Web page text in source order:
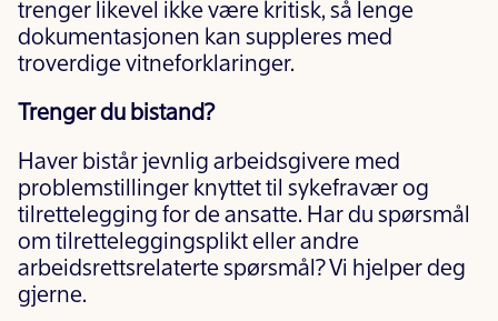
trenger likevel ikke være kritisk, så lenge
dokumentasjonen kan suppleres med
troverdige vitneforklaringer.
Trenger du bistand?
Haver bistår jevnlig arbeidsgivere med
problemstillinger knyttet til sykefravær og
tilrettelegging for de ansatte. Har du spørsmål
om tilretteleggingsplikt eller andre
arbeidsrettsrelaterte spørsmål? Vi hjelper deg
gjerne.